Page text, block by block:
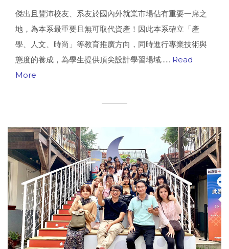
傑出且豐沛校友、系友於國內外就業市場佔有重要一席之
地，為本系最重要且無可取代資產！因此本系確立「產
學、人文、時尚」等教育推廣方向，同時進行專業技術與
態度的養成，為學生提供頂尖設計學習場域...... Read
More